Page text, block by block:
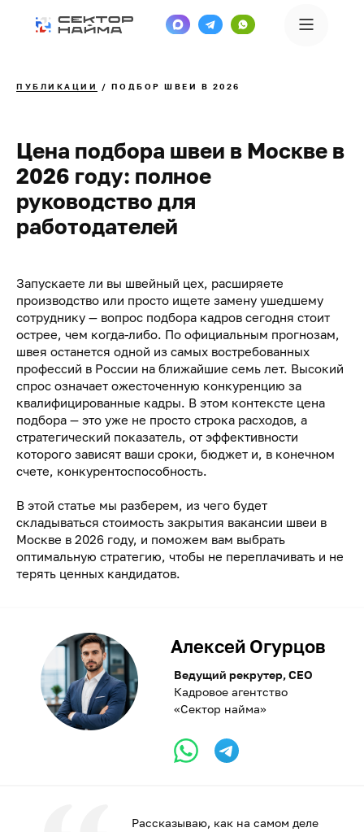
ПУБЛИКАЦИИ / ПОДБОР ШВЕИ В 2026
Цена подбора швеи в Москве в
2026 году: полное
руководство для
работодателей
Запускаете ли вы швейный цех, расширяете
производство или просто ищете замену ушедшему
сотруднику — вопрос подбора кадров сегодня стоит
острее, чем когда-либо. По официальным прогнозам,
швея останется одной из самых востребованных
профессий в России на ближайшие семь лет. Высокий
спрос означает ожесточенную конкуренцию за
квалифицированные кадры. В этом контексте цена
подбора — это уже не просто строка расходов, а
стратегический показатель, от эффективности
которого зависят ваши сроки, бюджет и, в конечном
счете, конкурентоспособность.
В этой статье мы разберем, из чего будет
складываться стоимость закрытия вакансии швеи в
Москве в 2026 году, и поможем вам выбрать
оптимальную стратегию, чтобы не переплачивать и не
терять ценных кандидатов.
Рассказываю, как на самом деле
Алексей Огурцов
Ведущий рекрутер, CEO
Кадровое агентство
«Сектор найма»